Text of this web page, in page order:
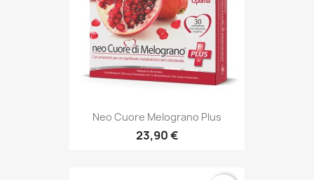
Neo Cuore Melograno Plus
23,90 €